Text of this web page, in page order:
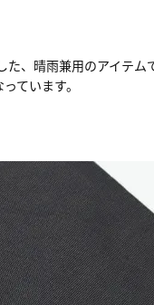
、晴雨兼用のアイテム
ています。